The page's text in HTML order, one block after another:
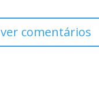
ver comentários